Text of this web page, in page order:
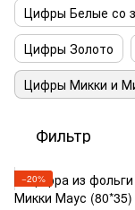
Цифры Белые со
Цифры Золото
Цифры Микки и
Фильтр
−20%